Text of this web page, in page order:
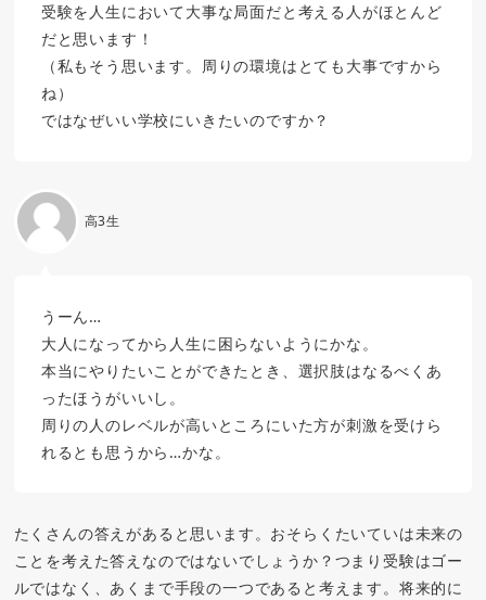
受験を人生において大事な局面だと考える人がほとんど
だと思います！
（私もそう思います。周りの環境はとても大事ですから
ね）
ではなぜいい学校にいきたいのですか？
高3生
うーん…
大人になってから人生に困らないようにかな。
本当にやりたいことができたとき、選択肢はなるべくあ
ったほうがいいし。
周りの人のレベルが高いところにいた方が刺激を受けら
れるとも思うから…かな。
たくさんの答えがあると思います。おそらくたいていは未来の
ことを考えた答えなのではないでしょうか？つまり受験はゴー
ルではなく、あくまで手段の一つであると考えます。将来的に